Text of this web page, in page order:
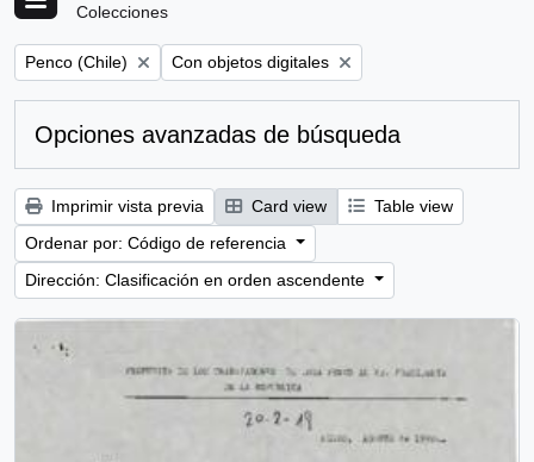
Colecciones
Remove filter:
Penco (Chile) Remove filter:
Con objetos digitales
Opciones avanzadas de búsqueda
Imprimir vista previa Card view
Table view
Ordenar por: Código de referencia
Dirección: Clasificación en orden ascendente